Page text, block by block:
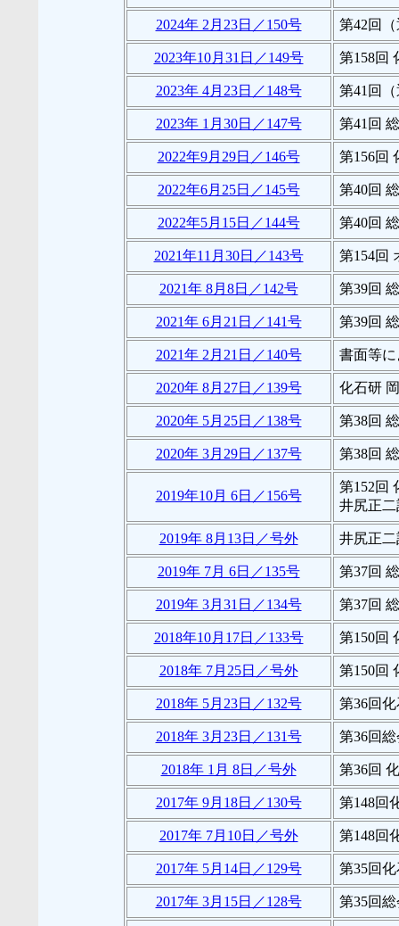
2024年 2月23日／150号 第42回
2023年10月31日／149号 第158回
2023年 4月23日／148号 第41回
2023年 1月30日／147号 第41回
2022年9月29日／146号 第156回
2022年6月25日／145号 第40回
2022年5月15日／144号 第40回
2021年11月30日／143号 第154回
2021年 8月8日／142号 第39回
2021年 6月21日／141号 第39回
2021年 2月21日／140号 書面等に
2020年 8月27日／139号 化石研
2020年 5月25日／138号 第38回
2020年 3月29日／137号 第38回
2019年10月 6日／156号
第152回
井尻正
2019年 8月13日／号外 井尻正
2019年 7月 6日／135号 第37回
2019年 3月31日／134号 第37回
2018年10月17日／133号 第150回
2018年 7月25日／号外 第150回
2018年 5月23日／132号 第36回
2018年 3月23日／131号 第36回
2018年 1月 8日／号外 第36回
2017年 9月18日／130号 第148回
2017年 7月10日／号外 第148回
2017年 5月14日／129号 第35回
2017年 3月15日／128号 第35回